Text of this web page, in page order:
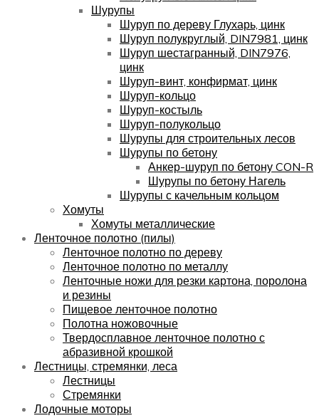
Шурупы
Шуруп по дереву Глухарь, цинк
Шуруп полукруглый, DIN7981, цинк
Шуруп шестагранный, DIN7976,
цинк
Шуруп-винт, конфирмат, цинк
Шуруп-кольцо
Шуруп-костыль
Шуруп-полукольцо
Шурупы для строительных лесов
Шурупы по бетону
Анкер-шуруп по бетону CON-R
Шурупы по бетону Нагель
Шурупы с качельным кольцом
Хомуты
Хомуты металлические
Ленточное полотно (пилы)
Ленточное полотно по дереву
Ленточное полотно по металлу
Ленточные ножи для резки картона, поролона
и резины
Пищевое ленточное полотно
Полотна ножовочные
Твердосплавное ленточное полотно с
абразивной крошкой
Лестницы, стремянки, леса
Лестницы
Стремянки
Лодочные моторы